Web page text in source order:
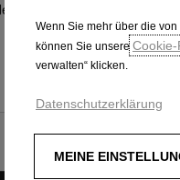
Stellantis Bank SA
Wenn Sie mehr über die
können Sie unsere
verwalten“ klicken.
Datenschutzerklärung
MEINE